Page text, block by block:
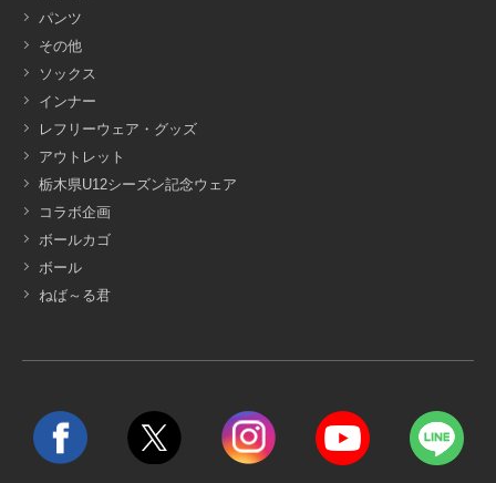
パンツ
その他
ソックス
インナー
レフリーウェア・グッズ
アウトレット
栃木県U12シーズン記念ウェア
コラボ企画
ボールカゴ
ボール
ねば～る君